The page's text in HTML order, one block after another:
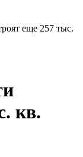
еще 257 тыс.
кв.